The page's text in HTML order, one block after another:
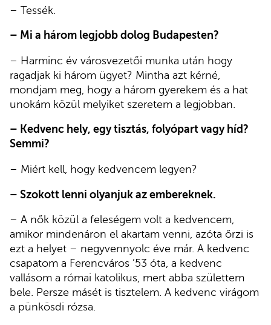
– Tessék.
– Mi a három legjobb dolog Budapesten?
– Harminc év városvezetői munka után hogy
ragadjak ki három ügyet? Mintha azt kérné,
mondjam meg, hogy a három gyerekem és a hat
unokám közül melyiket szeretem a legjobban.
– Kedvenc hely, egy tisztás, folyópart vagy híd?
Semmi?
– Miért kell, hogy kedvencem legyen?
– Szokott lenni olyanjuk az embereknek.
– A nők közül a feleségem volt a kedvencem,
amikor mindenáron el akartam venni, azóta őrzi is
ezt a helyet – negyvennyolc éve már. A kedvenc
csapatom a Ferencváros ’53 óta, a kedvenc
vallásom a római katolikus, mert abba születtem
bele. Persze másét is tisztelem. A kedvenc virágom
a pünkösdi rózsa.